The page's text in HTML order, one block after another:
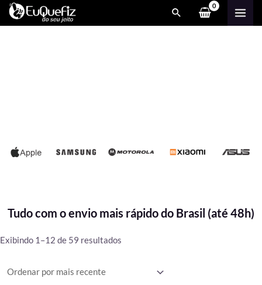
Tudo com o envio mais rápido do Brasil (até 48h)
Exibindo 1–12 de 59 resultados